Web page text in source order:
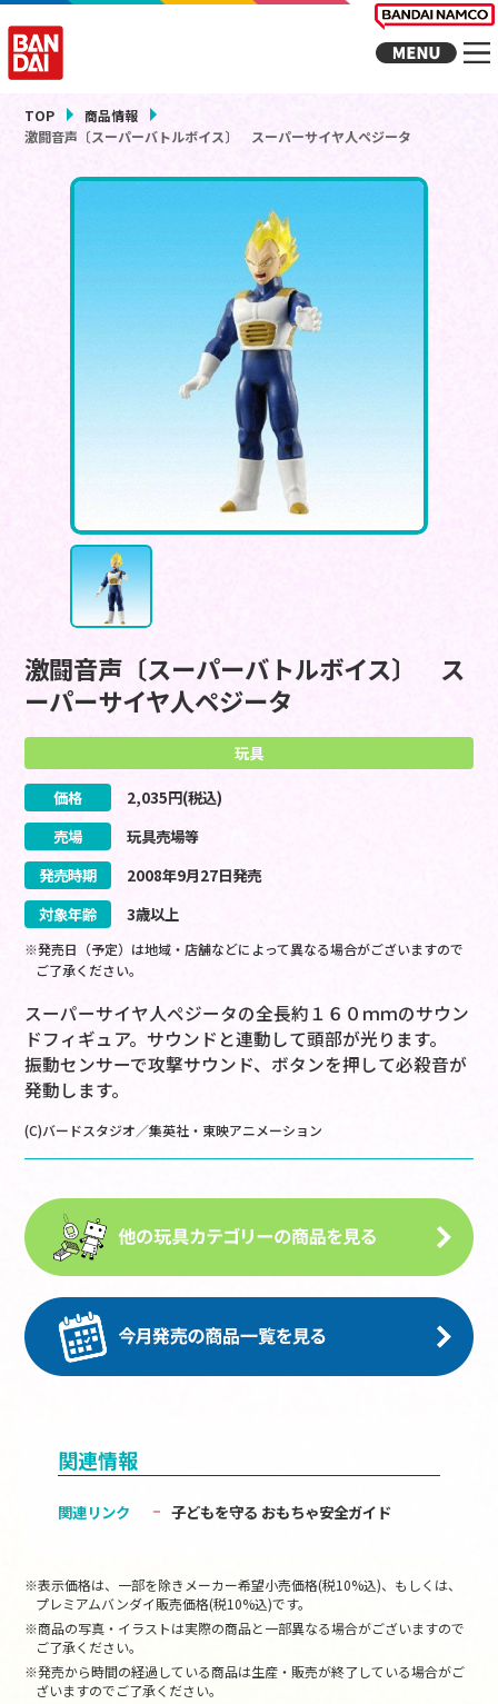
TOP
商品情報
激闘音声〔スーパーバトルボイス〕 スーパーサイヤ人ペジータ
激闘音声〔スーパーバトルボイス〕 ス
ーパーサイヤ人ペジータ
玩具
価格 2,035円(税込)
売場
玩具売場等
発売時期
2008年9月27日発売
対象年齢
3歳以上
※発売日（予定）は地域・店舗などによって異なる場合がございますので
ご了承ください。
スーパーサイヤ人ペジータの全長約１６０ｍｍのサウン
ドフィギュア。サウンドと連動して頭部が光ります。
振動センサーで攻撃サウンド、ボタンを押して必殺音が
発動します。
(C)バードスタジオ／集英社・東映アニメーション
関連情報
関連リンク 子どもを守る おもちゃ安全ガイド
※表示価格は、一部を除きメーカー希望小売価格(税10%込)、もしくは、
プレミアムバンダイ販売価格(税10%込)です。
※商品の写真・イラストは実際の商品と一部異なる場合がございますので
ご了承ください。
※発売から時間の経過している商品は生産・販売が終了している場合がご
ざいますのでご了承ください。